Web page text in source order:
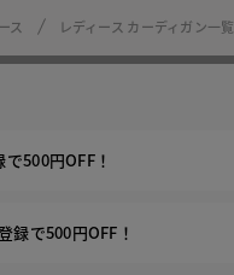
ス レディース カーディガン一覧
500円OFF！
録で500円OFF！